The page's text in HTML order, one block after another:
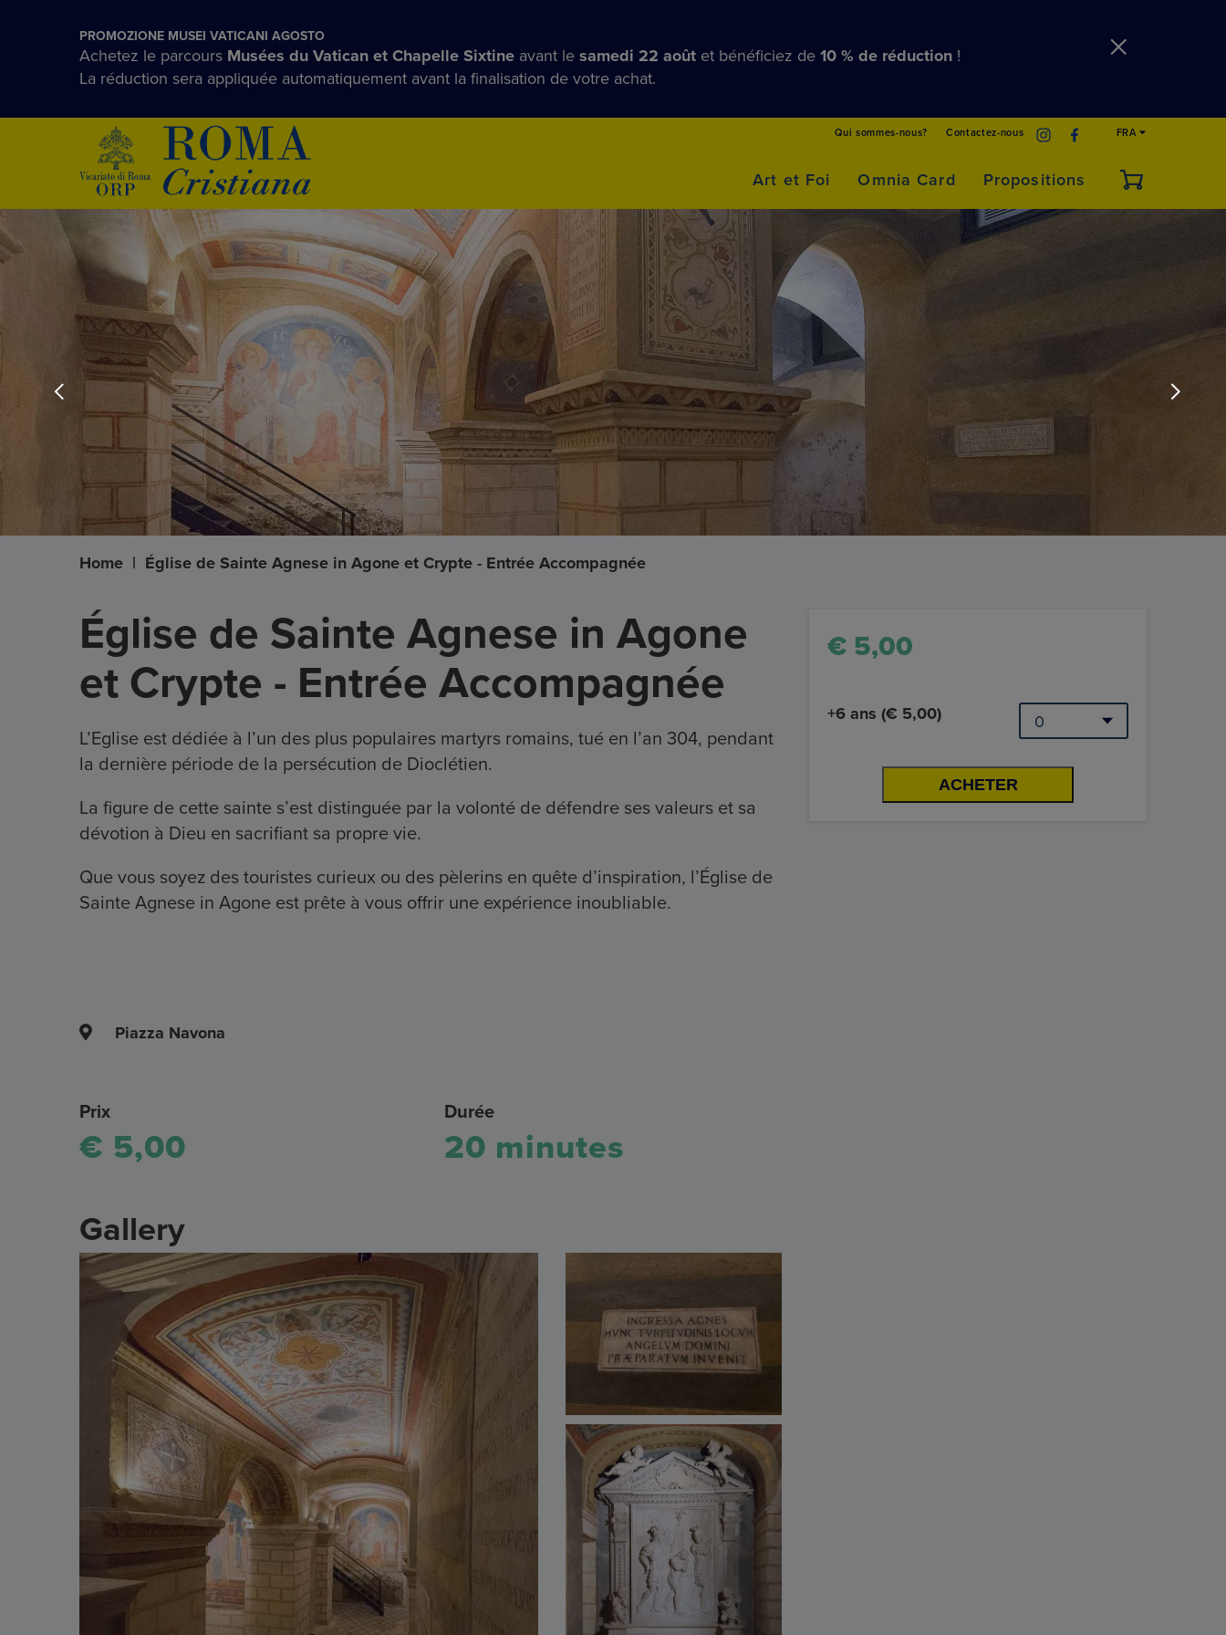
PROMOZIONE MUSEI VATICANI AGOSTO
Achetez le parcours Musées du Vatican et Chapelle Sixtine avant le samedi 22 août et bénéficiez de 10 % de réduction !
La réduction sera appliquée automatiquement avant la finalisation de votre achat.
Qui sommes-nous? Contactez-nous FRA
Art et Foi Omnia Card Propositions
Home | Église de Sainte Agnese in Agone et Crypte - Entrée Accompagnée
Église de Sainte Agnese in Agone
et Crypte - Entrée Accompagnée
L’Eglise est dédiée à l’un des plus populaires martyrs romains, tué en l’an 304, pendant
la dernière période de la persécution de Dioclétien.
La figure de cette sainte s’est distinguée par la volonté de défendre ses valeurs et sa
dévotion à Dieu en sacrifiant sa propre vie.
Que vous soyez des touristes curieux ou des pèlerins en quête d’inspiration, l’Église de
Sainte Agnese in Agone est prête à vous offrir une expérience inoubliable.
Piazza Navona
Prix
€ 5,00
Durée
20 minutes
Gallery
€ 5,00
+6 ans (€ 5,00)